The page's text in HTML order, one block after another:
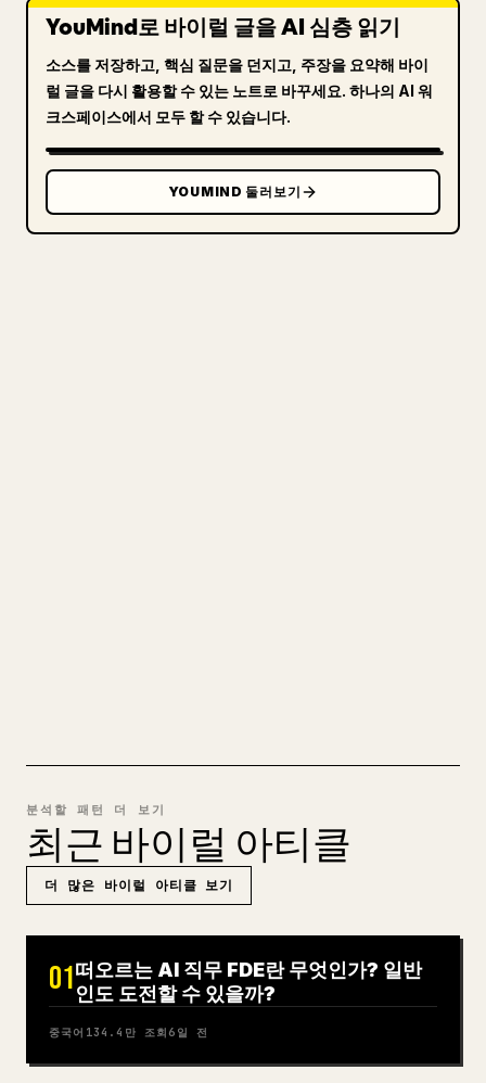
YouMind로 바이럴 글을 AI 심층 읽기
소스를 저장하고, 핵심 질문을 던지고, 주장을 요약해 바이
럴 글을 다시 활용할 수 있는 노트로 바꾸세요. 하나의 AI 워
크스페이스에서 모두 할 수 있습니다.
YOUMIND 둘러보기
분석할 패턴 더 보기
최근 바이럴 아티클
더 많은 바이럴 아티클 보기
01떠오르는 AI 직무 FDE란 무엇인가? 일반
인도 도전할 수 있을까?
중국어 134.4만 조회 6일 전